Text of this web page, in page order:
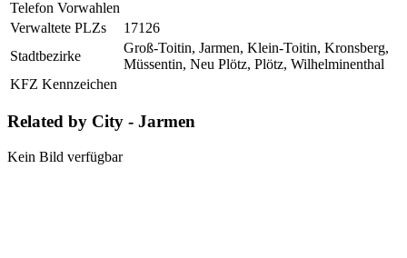
Telefon Vorwahlen
Verwaltete PLZs
17126
Stadtbezirke
Groß-Toitin, Jarmen, Klein-Toitin, Kronsberg,
Müssentin, Neu Plötz, Plötz, Wilhelminenthal
KFZ Kennzeichen
Related by City - Jarmen
Kein Bild verfügbar